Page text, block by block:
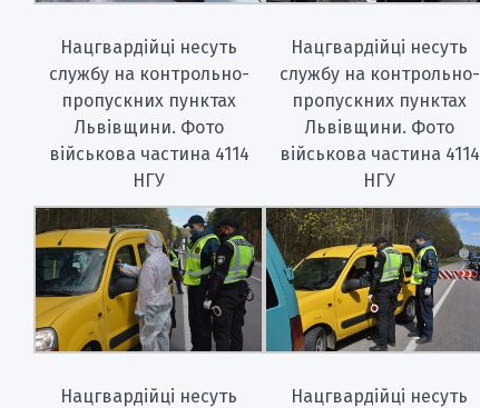
Нацгвардійці несуть
службу на контрольно-
пропускних пунктах
Львівщини. Фото
військова частина 4114
НГУ
Нацгвардійці несуть
службу на контрольно-
пропускних пунктах
Львівщини. Фото
військова частина 4114
НГУ
Нацгвардійці несуть
Нацгвардійці несуть